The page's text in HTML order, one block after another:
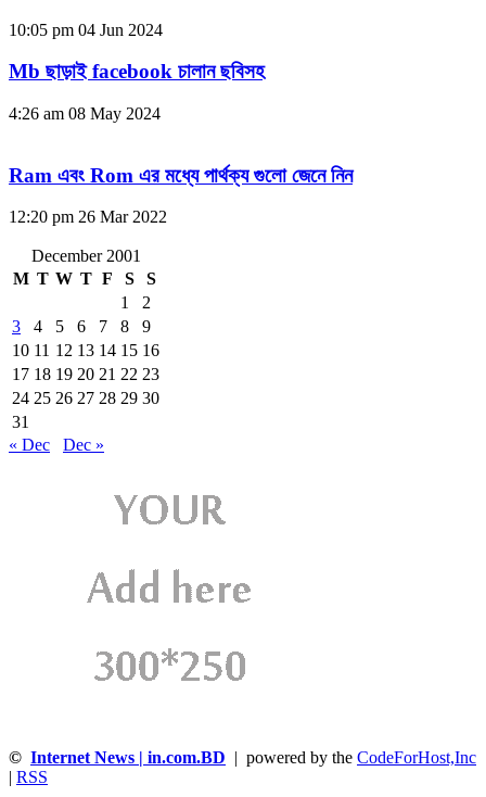
10:05 pm 04 Jun 2024
Mb ছাড়াই facebook চালান ছবিসহ
4:26 am 08 May 2024
Ram এবং Rom এর মধ্যে পার্থক্য গুলো জেনে নিন
12:20 pm 26 Mar 2022
December 2001
M T W T F S
S
1
2
3
4 5 6 7 8
9
10 11 12 13 14 15 16
17 18 19 20 21 22 23
24 25 26 27 28 29 30
31
« Dec
Dec »
© Internet News | in.com.BD | powered by the CodeForHost,Inc
RSS